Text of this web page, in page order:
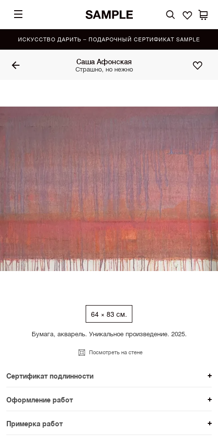
ИСКУССТВО ДАРИТЬ – ПОДАРОЧНЫЙ СЕРТИФИКАТ SAMPLE
Саша Афонская
Страшно, но нежно
64 × 83 см.
Бумага, акварель. Уникальное произведение. 2025.
Посмотреть на стене
Сертификат подлинности
К каждому авторскому произведению мы
прикладываем сертификат подлинности. Для товаров
раздела SAMPLE СЕРИЯ сертификаты не
Оформление работ
При покупке произведения вы можете выбрать и
оплатить вариант оформления. На сайте доступен
Примерка работ